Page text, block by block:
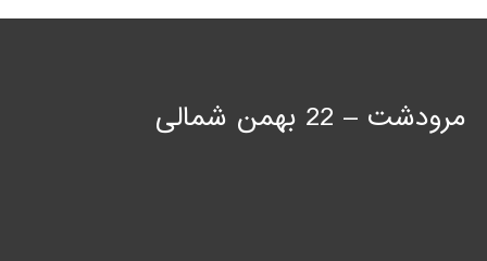
مرودشت – 22 بهمن شمالی